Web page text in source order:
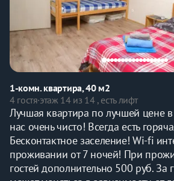
1-комн. квартира, 40 м2
4 гостя·этаж 14 из 14 , есть лифт
Лучшая квартира по лучшей цене
нас очень чисто! Всегда есть
Бесконтактное заселение! Wi-fi
проживании от 7 ночей! При
гостей дополнительно 500 руб. За